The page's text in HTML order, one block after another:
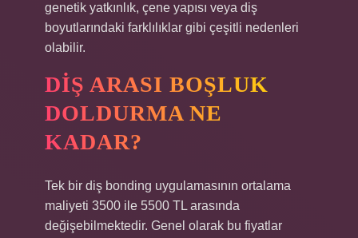
genetik yatkınlık, çene yapısı veya diş
boyutlarındaki farklılıklar gibi çeşitli nedenleri
olabilir.
DIŞ ARASI BOŞLUK
DOLDURMA NE
KADAR?
Tek bir diş bonding uygulamasının ortalama
maliyeti 3500 ile 5500 TL arasında
değişebilmektedir. Genel olarak bu fiyatlar